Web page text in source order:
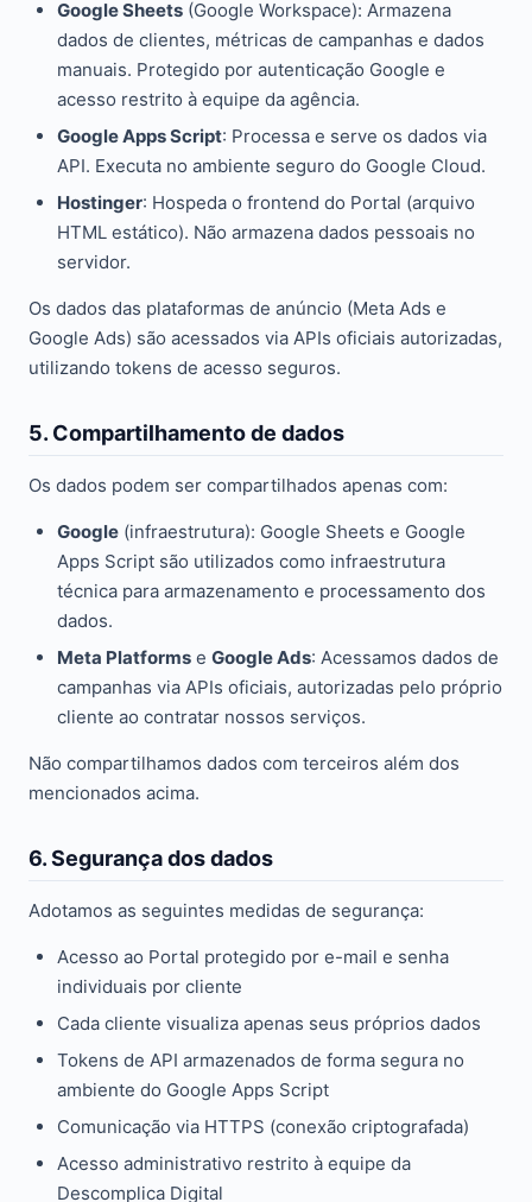
Google Sheets (Google Workspace): Armazena
dados de clientes, métricas de campanhas e dados
manuais. Protegido por autenticação Google e
acesso restrito à equipe da agência.
Google Apps Script: Processa e serve os dados via
API. Executa no ambiente seguro do Google Cloud.
Hostinger: Hospeda o frontend do Portal (arquivo
HTML estático). Não armazena dados pessoais no
servidor.
Os dados das plataformas de anúncio (Meta Ads e
Google Ads) são acessados via APIs oficiais autorizadas,
utilizando tokens de acesso seguros.
5. Compartilhamento de dados
Os dados podem ser compartilhados apenas com:
Google (infraestrutura): Google Sheets e Google
Apps Script são utilizados como infraestrutura
técnica para armazenamento e processamento dos
dados.
Meta Platforms e Google Ads: Acessamos dados de
campanhas via APIs oficiais, autorizadas pelo próprio
cliente ao contratar nossos serviços.
Não compartilhamos dados com terceiros além dos
mencionados acima.
6. Segurança dos dados
Adotamos as seguintes medidas de segurança:
Acesso ao Portal protegido por e-mail e senha
individuais por cliente
Cada cliente visualiza apenas seus próprios dados
Tokens de API armazenados de forma segura no
ambiente do Google Apps Script
Comunicação via HTTPS (conexão criptografada)
Acesso administrativo restrito à equipe da
Descomplica Digital